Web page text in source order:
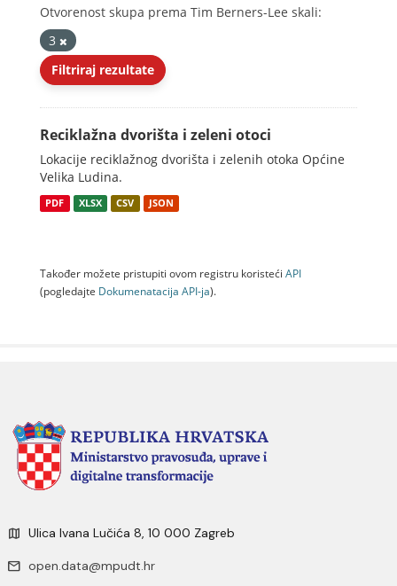
Otvorenost skupa prema Tim Berners-Lee skali:
3
Filtriraj rezultate
Reciklažna dvorišta i zeleni otoci
Lokacije reciklažnog dvorišta i zelenih otoka Općine
Velika Ludina.
PDF XLSX CSV JSON
Također možete pristupiti ovom registru koristeći API
(pogledajte Dokumenаtаcijа API-jа).